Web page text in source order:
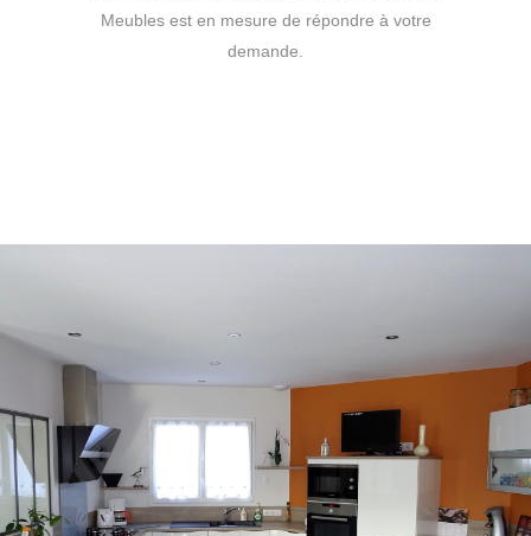
Meubles est en mesure de répondre à votre
demande.